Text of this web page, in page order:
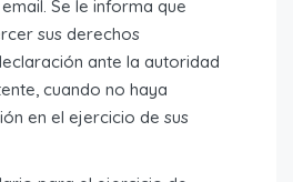
Se le informa que
sus derechos
ante la autoridad
cuando no haya
en el ejercicio de sus